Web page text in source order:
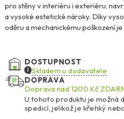
pro stěny v interiéru i exteriéru,
a vysoké estetické nároky. Díky
oděru a mechanickému poškození
zvýšeným zatížením – ať už se
Její transparentní akrylové pojivo s
kamenivem o zrnitosti 1,4–2,0 mm
trvanlivý vzhled. Omítka se snadno
hladítkem, dobře se roztírá i
vůči znečištění a velmi snadno se
DOSTUPNOST
Skladem u dodavatele
DOPRAVA
Doprava nad 1200 Kč
U tohoto produktu je možná
spedicí, jelikož je křehký